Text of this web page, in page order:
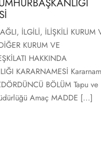
İLGİLİ, İLİŞKİLİ KURUM
KURUM VE
HAKKINDA
KARARNAMESİ
BÖLÜM Tapu ve
Amaç MADDE [...]